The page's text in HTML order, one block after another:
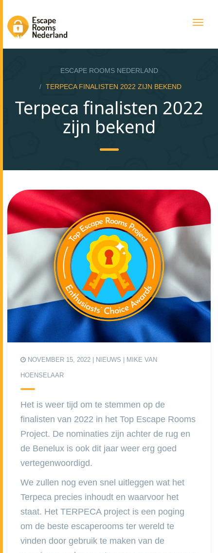
ESCAPE ROOMS NEDERLAND
TERPECA FINALISTEN 2022 ZIJN BEKEND
Terpeca finalisten 2022
zijn bekend
NOVEMBER 15, 2022 | NIEUWS | MIKE VAN
HOENSELAAR
Het is weer tijd om te stemmen op de
finalisten van 2022 in het Top Escape Rooms
Project. De nominaties zijn achter de rug en
de Benelux is ook dit jaar weer erg goed
vertegenwoordigd.
We zullen nog even snel uitleggen wat het
Terpeca precies inhoudt en waarvoor het
staat. Het TERPECA project is een poging
om de beste escaperooms ter wereld te
vinden door gebruik te maken van de